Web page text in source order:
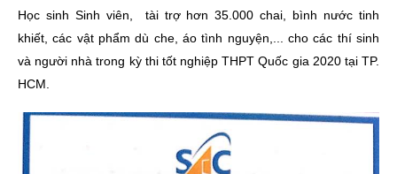
Học sinh Sinh viên, tài trợ hơn 35.000 chai, bình nước tinh
khiết, các vật phẩm dù che, áo tình nguyện,... cho các thí sinh
và người nhà trong kỳ thi tốt nghiệp THPT Quốc gia 2020 tại TP.
HCM.